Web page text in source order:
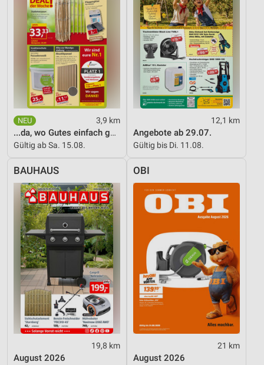
3,9 km
...da, wo Gutes einfach günstiger ist!
Gültig ab Sa. 15.08.
12,1 km
Angebote ab 29.07.
Gültig bis Di. 11.08.
BAUHAUS
19,8 km
August 2026
OBI
21 km
August 2026